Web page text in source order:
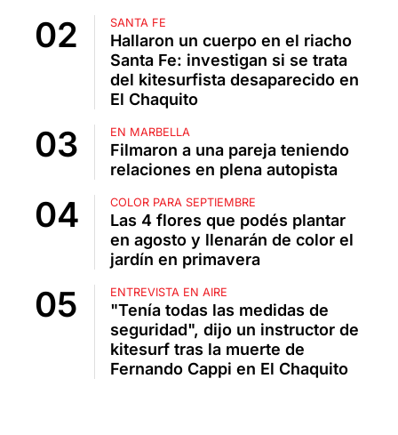
SANTA FE
Hallaron un cuerpo en el riacho
Santa Fe: investigan si se trata
del kitesurfista desaparecido en
El Chaquito
EN MARBELLA
Filmaron a una pareja teniendo
relaciones en plena autopista
COLOR PARA SEPTIEMBRE
Las 4 flores que podés plantar
en agosto y llenarán de color el
jardín en primavera
ENTREVISTA EN AIRE
"Tenía todas las medidas de
seguridad", dijo un instructor de
kitesurf tras la muerte de
Fernando Cappi en El Chaquito